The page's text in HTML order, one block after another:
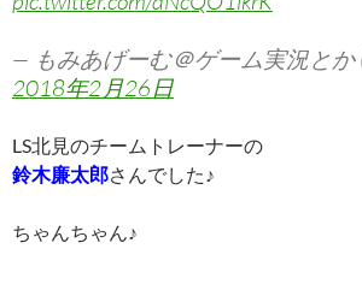
— もみあげーむ＠ゲーム実況とか
2018年2月26日
LS北見のチームトレーナーの
鈴木廉太郎さんでした♪
ちゃんちゃん♪